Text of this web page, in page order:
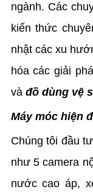
ngành. Các
kiến thức
nhật các xu
hóa các giải
và đồ dùng vệ
Máy móc hiện
Chúng tôi đầu
như 5 camera
nước cao áp,